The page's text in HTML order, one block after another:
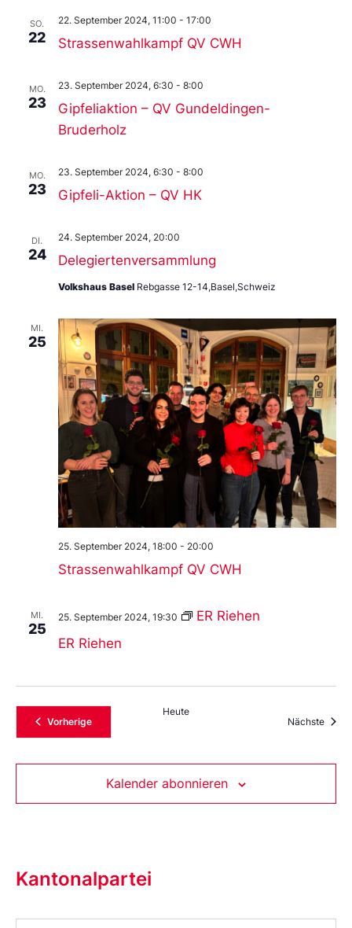
SO.
22 Strassenwahlkampf QV CWH
22. September 2024, 11:00 - 17:00
MO.
23
Gipfeliaktion – QV Gundeldingen-
Bruderholz
23. September 2024, 6:30 - 8:00
MO.
23 Gipfeli-Aktion – QV HK
23. September 2024, 6:30 - 8:00
DI.
24 Delegiertenversammlung
24. September 2024, 20:00
Volkshaus Basel Rebgasse 12-14,Basel,Schweiz
MI.
25
Strassenwahlkampf QV CWH
25. September 2024, 18:00 - 20:00
MI.
25
ER Riehen
25. September 2024, 19:30 ER Riehen
VorherigeVeranstaltungen
Heute
Nächste
Kalender abonnieren
Kantonalpartei